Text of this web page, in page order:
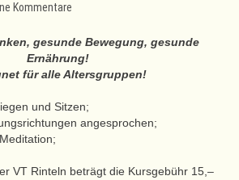
Kommentare
gesunde Bewegung, gesunde
Ernährung!
für alle Altersgruppen!
und Sitzen;
angesprochen;
VT Rinteln beträgt die Kursgebühr 15,–